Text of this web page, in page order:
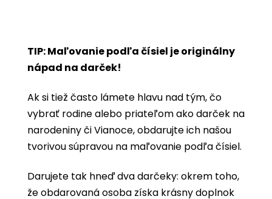
TIP: Maľovanie podľa čísiel je originálny
nápad na darček!
Ak si tiež často lámete hlavu nad tým, čo
vybrať rodine alebo priateľom ako darček na
narodeniny či Vianoce, obdarujte ich našou
tvorivou súpravou na maľovanie podľa čísiel.
Darujete tak hneď dva darčeky: okrem toho,
že obdarovaná osoba získa krásny doplnok